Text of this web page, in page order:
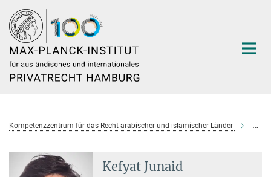
Hauptinhalt
Kompetenzzentrum für das Recht arabischer und islamischer Länder
Kefyat Junaid